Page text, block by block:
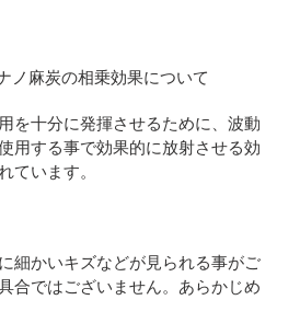
ノ麻炭の相乗効果について
を十分に発揮させるために、波動
用する事で効果的に放射させる効
ています。
細かいキズなどが見られる事がご
合ではございません。あらかじめ